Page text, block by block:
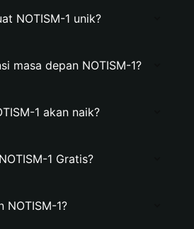
NOTISM-1 unik?
masa depan NOTISM-1?
1 akan naik?
1 Gratis?
NOTISM-1?